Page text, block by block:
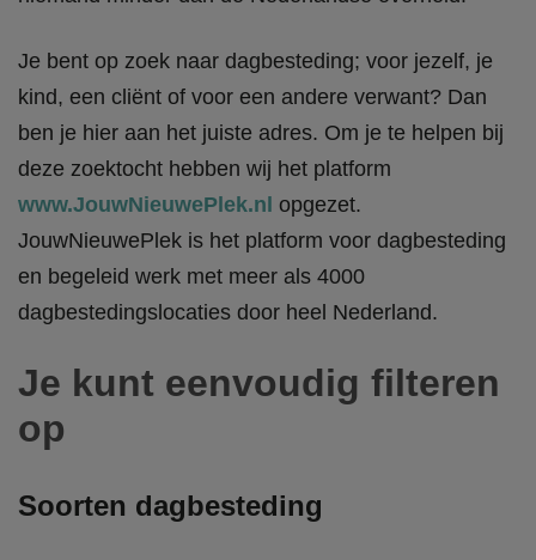
Je bent op zoek naar dagbesteding; voor jezelf, je
kind, een cliënt of voor een andere verwant? Dan
ben je hier aan het juiste adres. Om je te helpen bij
deze zoektocht hebben wij het platform
www.JouwNieuwePlek.nl opgezet.
JouwNieuwePlek is het platform voor dagbesteding
en begeleid werk met meer als 4000
dagbestedingslocaties door heel Nederland.
Je kunt eenvoudig filteren
op
Soorten dagbesteding